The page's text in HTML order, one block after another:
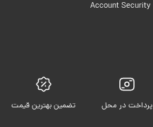
Account Security
پرداخت در محل تضمین بهترین قیمت